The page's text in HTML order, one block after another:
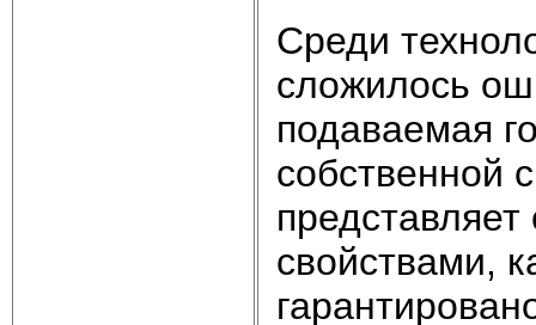
Среди
сложилось
подаваемая
собственной
свойствами,